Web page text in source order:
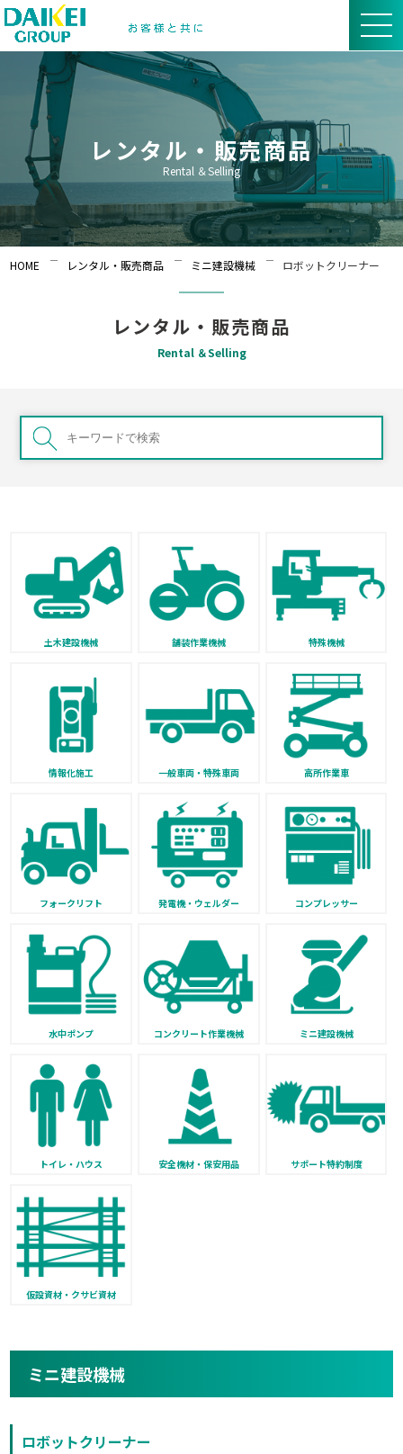
レンタル・販売商品
Rental ＆Selling
HOME レンタル・販売商品 ミニ建設機械 ロボットクリーナー
レンタル・販売商品
Rental ＆Selling
土木建設機械 舗装作業機械 特殊機械
情報化施工 一般車両・特殊車両 高所作業車
フォークリフト 発電機・ウェルダー コンプレッサー
水中ポンプ コンクリート作業機械 ミニ建設機械
トイレ・ハウス 安全機材・保安用品 サポート特約制度
仮設資材・クサビ資材
ミニ建設機械
ロボットクリーナー